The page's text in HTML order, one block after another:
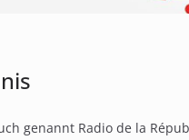
genannt Radio de la